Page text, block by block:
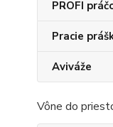
PROFI
Pracie
Aviváže
Vône do